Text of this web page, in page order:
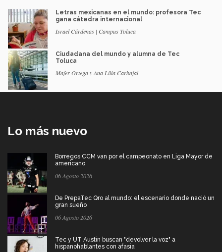
Letras mexicanas en el mundo: profesora Tec
gana cátedra internacional
Israel Cárdenas | Campus Toluca
Ciudadana del mundo y alumna de Tec
Toluca
Mafer Ortega y Ana Lilia Carbajal
Lo más nuevo
Borregos CCM van por el campeonato en Liga Mayor de
americano
06 Agosto 2026
De PrepaTec Qro al mundo: el escenario donde nació un
gran sueño
06 Agosto 2026
Tec y UT Austin buscan "devolver la voz" a
hispanohablantes con afasia